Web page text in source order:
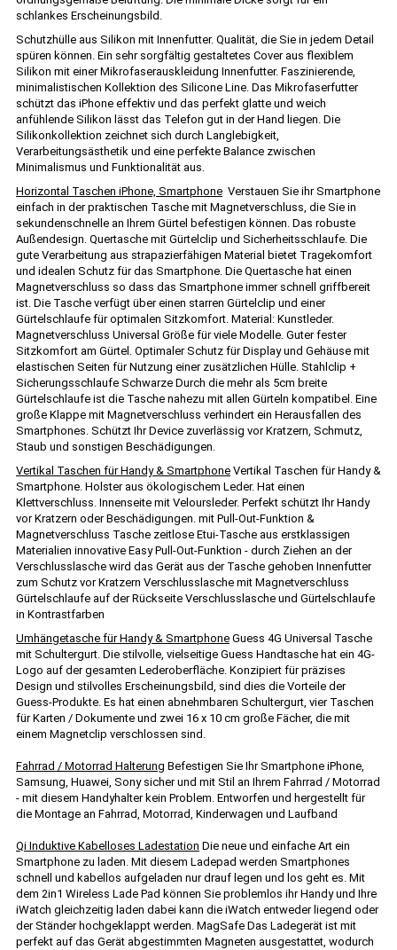
schlankes Erscheinungsbild.
Schutzhülle aus Silikon mit Innenfutter. Qualität, die Sie in jedem Detail
spüren können. Ein sehr sorgfältig gestaltetes Cover aus flexiblem
Silikon mit einer Mikrofaserauskleidung Innenfutter. Faszinierende,
minimalistischen Kollektion des Silicone Line. Das Mikrofaserfutter
schützt das iPhone effektiv und das perfekt glatte und weich
anfühlende Silikon lässt das Telefon gut in der Hand liegen. Die
Silikonkollektion zeichnet sich durch Langlebigkeit,
Verarbeitungsästhetik und eine perfekte Balance zwischen
Minimalismus und Funktionalität aus.
Horizontal Taschen iPhone, Smartphone Verstauen Sie ihr Smartphone
einfach in der praktischen Tasche mit Magnetverschluss, die Sie in
sekundenschnelle an Ihrem Gürtel befestigen können. Das robuste
Außendesign. Quertasche mit Gürtelclip und Sicherheitsschlaufe. Die
gute Verarbeitung aus strapazierfähigen Material bietet Tragekomfort
und idealen Schutz für das Smartphone. Die Quertasche hat einen
Magnetverschluss so dass das Smartphone immer schnell griffbereit
ist. Die Tasche verfügt über einen starren Gürtelclip und einer
Gürtelschlaufe für optimalen Sitzkomfort. Material: Kunstleder.
Magnetverschluss Universal Größe für viele Modelle. Guter fester
Sitzkomfort am Gürtel. Optimaler Schutz für Display und Gehäuse mit
elastischen Seiten für Nutzung einer zusätzlichen Hülle. Stahlclip +
Sicherungsschlaufe Schwarze Durch die mehr als 5cm breite
Gürtelschlaufe ist die Tasche nahezu mit allen Gürteln kompatibel. Eine
große Klappe mit Magnetverschluss verhindert ein Herausfallen des
Smartphones. Schützt Ihr Device zuverlässig vor Kratzern, Schmutz,
Staub und sonstigen Beschädigungen.
Vertikal Taschen für Handy & Smartphone Vertikal Taschen für Handy &
Smartphone. Holster aus ökologischem Leder. Hat einen
Klettverschluss. Innenseite mit Veloursleder. Perfekt schützt Ihr Handy
vor Kratzern oder Beschädigungen. mit Pull-Out-Funktion &
Magnetverschluss Tasche zeitlose Etui-Tasche aus erstklassigen
Materialien innovative Easy Pull-Out-Funktion - durch Ziehen an der
Verschlusslasche wird das Gerät aus der Tasche gehoben Innenfutter
zum Schutz vor Kratzern Verschlusslasche mit Magnetverschluss
Gürtelschlaufe auf der Rückseite Verschlusslasche und Gürtelschlaufe
in Kontrastfarben
Umhängetasche für Handy & Smartphone Guess 4G Universal Tasche
mit Schultergurt. Die stilvolle, vielseitige Guess Handtasche hat ein 4G-
Logo auf der gesamten Lederoberfläche. Konzipiert für präzises
Design und stilvolles Erscheinungsbild, sind dies die Vorteile der
Guess-Produkte. Es hat einen abnehmbaren Schultergurt, vier Taschen
für Karten / Dokumente und zwei 16 x 10 cm große Fächer, die mit
einem Magnetclip verschlossen sind.
Fahrrad / Motorrad Halterung Befestigen Sie Ihr Smartphone iPhone,
Samsung, Huawei, Sony sicher und mit Stil an Ihrem Fahrrad / Motorrad
- mit diesem Handyhalter kein Problem. Entworfen und hergestellt für
die Montage an Fahrrad, Motorrad, Kinderwagen und Laufband
Qi Induktive Kabelloses Ladestation Die neue und einfache Art ein
Smartphone zu laden. Mit diesem Ladepad werden Smartphones
schnell und kabellos aufgeladen nur drauf legen und los geht es. Mit
dem 2in1 Wireless Lade Pad können Sie problemlos ihr Handy und Ihre
iWatch gleichzeitig laden dabei kann die iWatch entweder liegend oder
der Ständer hochgeklappt werden. MagSafe Das Ladegerät ist mit
perfekt auf das Gerät abgestimmten Magneten ausgestattet, wodurch